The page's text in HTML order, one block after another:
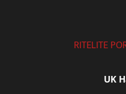
RITELITE
UK